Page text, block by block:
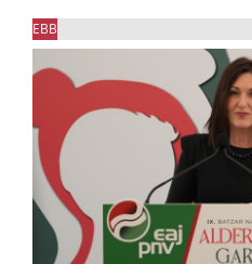
EBB